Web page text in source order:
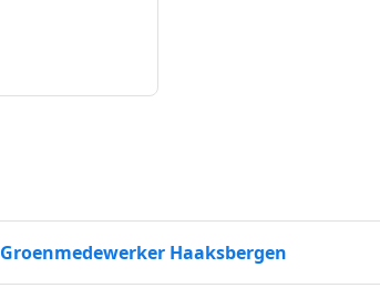
Groenmedewerker Haaksbergen